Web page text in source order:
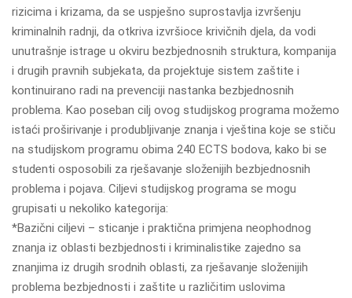
rizicima i krizama, da se uspješno suprostavlja izvršenju
kriminalnih radnji, da otkriva izvršioce krivičnih djela, da vodi
unutrašnje istrage u okviru bezbjednosnih struktura, kompanija
i drugih pravnih subjekata, da projektuje sistem zaštite i
kontinuirano radi na prevenciji nastanka bezbjednosnih
problema. Kao poseban cilj ovog studijskog programa možemo
istaći proširivanje i produbljivanje znanja i vještina koje se stiču
na studijskom programu obima 240 ECTS bodova, kako bi se
studenti osposobili za rješavanje složenijih bezbjednosnih
problema i pojava. Ciljevi studijskog programa se mogu
grupisati u nekoliko kategorija:
*Bazični ciljevi – sticanje i praktična primjena neophodnog
znanja iz oblasti bezbjednosti i kriminalistike zajedno sa
znanjima iz drugih srodnih oblasti, za rješavanje složenijih
problema bezbjednosti i zaštite u različitim uslovima